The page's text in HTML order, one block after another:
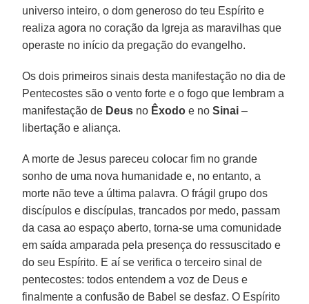
universo inteiro, o dom generoso do teu Espírito e
realiza agora no coração da Igreja as maravilhas que
operaste no início da pregação do evangelho.
Os dois primeiros sinais desta manifestação no dia de
Pentecostes são o vento forte e o fogo que lembram a
manifestação de Deus no Êxodo e noSinai –
libertação e aliança.
A morte de Jesus pareceu colocar fim no grande
sonho de uma nova humanidade e, no entanto, a
morte não teve a última palavra. O frágil grupo dos
discípulos e discípulas, trancados por medo, passam
da casa ao espaço aberto, torna-se uma comunidade
em saída amparada pela presença do ressuscitado e
do seu Espírito. E aí se verifica o terceiro sinal de
pentecostes: todos entendem a voz de Deus e
finalmente a confusão de Babel se desfaz. O Espírito